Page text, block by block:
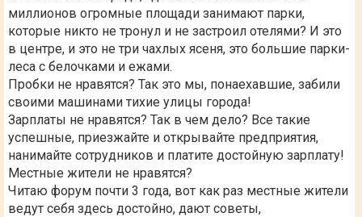
миллионов огромные площади занимают парки,
которые никто не тронул и не застроил отелями? И это
в центре, и это не три чахлых ясеня, это большие парки-
леса с белочками и ежами.
Пробки не нравятся? Так это мы, понаехавшие, забили
своими машинами тихие улицы города!
Зарплаты не нравятся? Так в чем дело? Все такие
успешные, приезжайте и открывайте предприятия,
нанимайте сотрудников и платите достойную зарплату!
Местные жители не нравятся?
Читаю форум почти 3 года, вот как раз местные жители
ведут себя здесь достойно, дают советы,